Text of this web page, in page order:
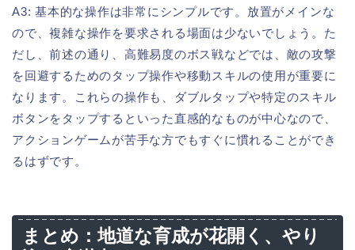
A3: 基本的な操作は非常にシンプルです。放置がメインな
ので、複雑な操作を要求される場面は少ないでしょう。た
だし、前述の通り、高難易度のボス戦などでは、敵の攻撃
を回避するためのタップ操作や移動スキルの使用が重要に
なります。これらの操作も、ダブルタップや特定のスキル
ボタンをタップするといった直感的なものが中心なので、
アクションゲームが苦手な方でもすぐに慣れることができ
るはずです。
まとめ：地道な育成が花開く、やり